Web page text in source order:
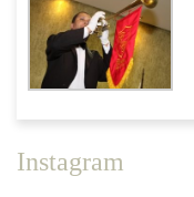
Instagram